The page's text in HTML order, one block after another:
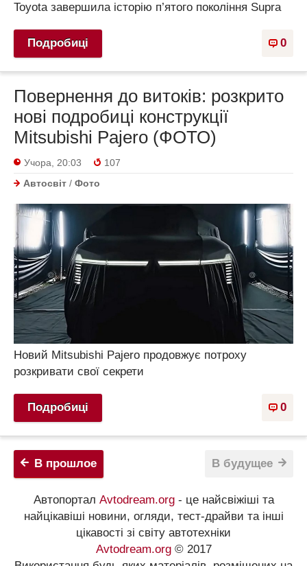
Toyota завершила історію п’ятого покоління Supra
0
Подробиці
Повернення до витоків: розкрито
нові подробиці конструкції
Mitsubishi Pajero (ФОТО)
Учора, 20:03
107
Автосвіт / Фото
Новий Mitsubishi Pajero продовжує потроху
розкривати свої секрети
0
Подробиці
В будущее
В прошлое
Автопортал Avtodream.org- це найсвіжіші та
найцікавіші новини, огляди, тест-драйви та інші
цікавості зі світу автотехніки
Avtodream.org© 2017